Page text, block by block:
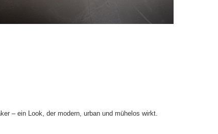
– ein Look, der modern, urban und mühelos wirkt.